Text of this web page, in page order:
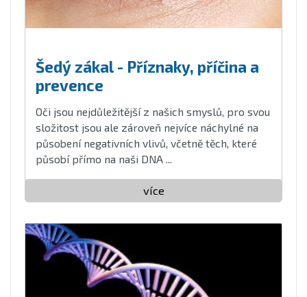
Šedý zákal - Příznaky, příčina a
prevence
Oči jsou nejdůležitější z našich smyslů, pro svou
složitost jsou ale zároveň nejvíce náchylné na
působení negativních vlivů, včetně těch, které
působí přímo na naši DNA ...
více